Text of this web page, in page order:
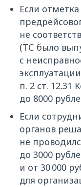
Если
не
(ТС было
с
п. 2 ст. 12.31
до 8000
Если
органов
не
до 3000
и от 30 000
для